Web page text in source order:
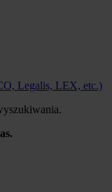
Legalis, LEX, etc.)